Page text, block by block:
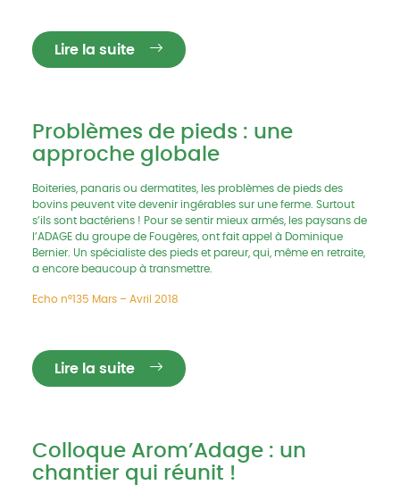
Lire la suite
Problèmes de pieds : une
approche globale
Boiteries, panaris ou dermatites, les problèmes de pieds des
bovins peuvent vite devenir ingérables sur une ferme. Surtout
s’ils sont bactériens ! Pour se sentir mieux armés, les paysans de
l’ADAGE du groupe de Fougères, ont fait appel à Dominique
Bernier. Un spécialiste des pieds et pareur, qui, même en retraite,
a encore beaucoup à transmettre.
Echo n°135 Mars – Avril 2018
Lire la suite
Colloque Arom’Adage : un
chantier qui réunit !